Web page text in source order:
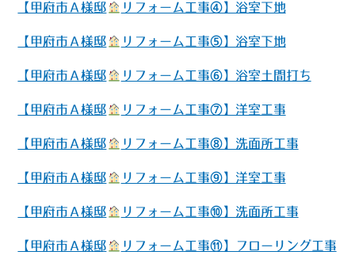
【甲府市Ａ様邸 リフォーム工事④】浴室下地
【甲府市Ａ様邸 リフォーム工事⑤】浴室下地
【甲府市Ａ様邸 リフォーム工事⑥】浴室土間打ち
【甲府市Ａ様邸 リフォーム工事⑦】洋室工事
【甲府市Ａ様邸 リフォーム工事⑧】洗面所工事
【甲府市Ａ様邸 リフォーム工事⑨】洋室工事
【甲府市Ａ様邸 リフォーム工事⑩】洗面所工事
【甲府市Ａ様邸 リフォーム工事⑪】フローリング工事